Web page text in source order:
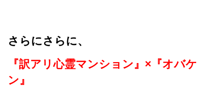
さらにさらに、
『訳アリ心霊マンション』×『オバケ
ン』